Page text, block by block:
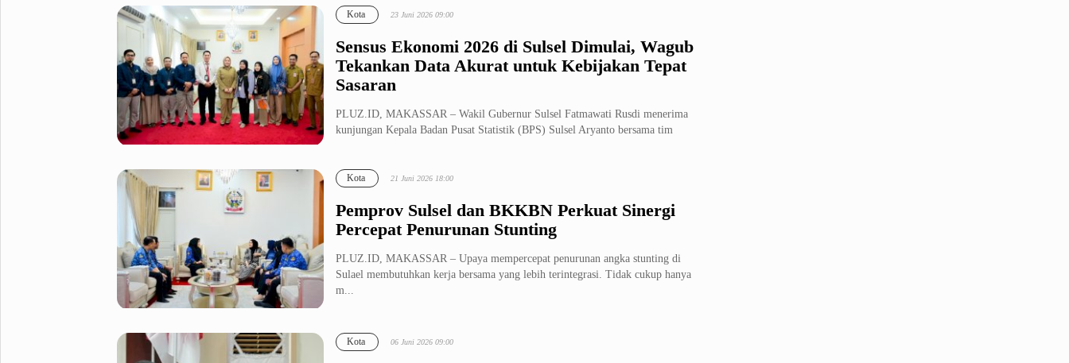
Sensus Ekonomi 2026 di Sulsel Dimulai, Wagub
Tekankan Data Akurat untuk Kebijakan Tepat
Sasaran
Kota 23 Juni 2026 09:00
PLUZ.ID, MAKASSAR – Wakil Gubernur Sulsel Fatmawati Rusdi menerima
kunjungan Kepala Badan Pusat Statistik (BPS) Sulsel Aryanto bersama tim
Pemprov Sulsel dan BKKBN Perkuat Sinergi
Percepat Penurunan Stunting
Kota 21 Juni 2026 18:00
PLUZ.ID, MAKASSAR – Upaya mempercepat penurunan angka stunting di
Sulael membutuhkan kerja bersama yang lebih terintegrasi. Tidak cukup hanya
m...
Kota 06 Juni 2026 09:00